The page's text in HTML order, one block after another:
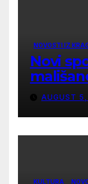
NOVOSTI IZ
Novi
AUGUST
KULTURA